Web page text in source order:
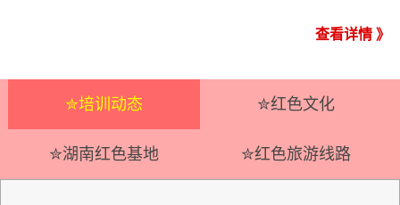
查看详情 》
✮培训动态 ✮红色文化
✮湖南红色基地 ✮红色旅游线路